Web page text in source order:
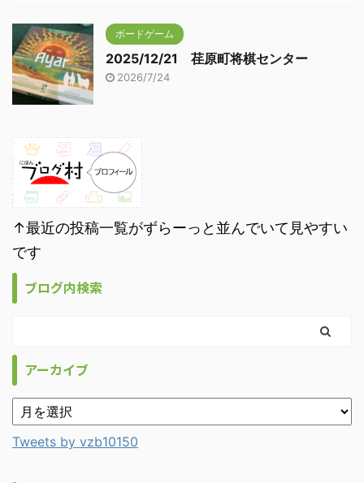
ボードゲーム
2025/12/21 荏原町将棋センター
2026/7/24
↑最近の投稿一覧がずらーっと並んでいて見やすい
です
ブログ内検索
アーカイブ
Tweets by vzb10150